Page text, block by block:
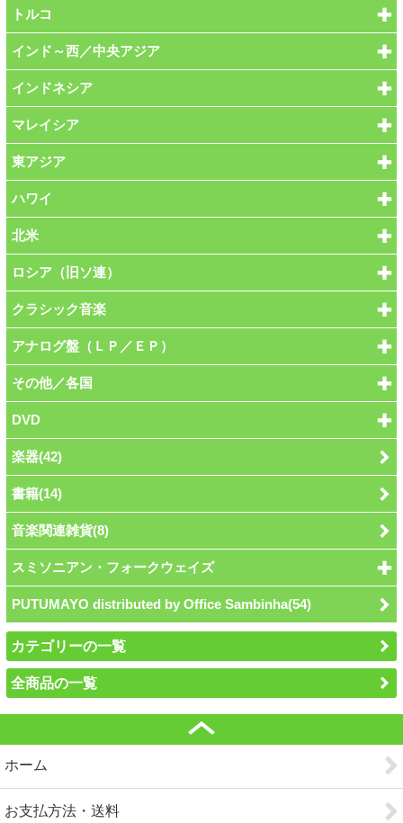
トルコ
インド～西／中央アジア
インドネシア
マレイシア
東アジア
ハワイ
北米
ロシア（旧ソ連）
クラシック音楽
アナログ盤（ＬＰ／ＥＰ）
その他／各国
DVD
楽器(42)
書籍(14)
音楽関連雑貨(8)
スミソニアン・フォークウェイズ
PUTUMAYO distributed by Office Sambinha(54)
カテゴリーの一覧
全商品の一覧
ホーム
お支払方法・送料